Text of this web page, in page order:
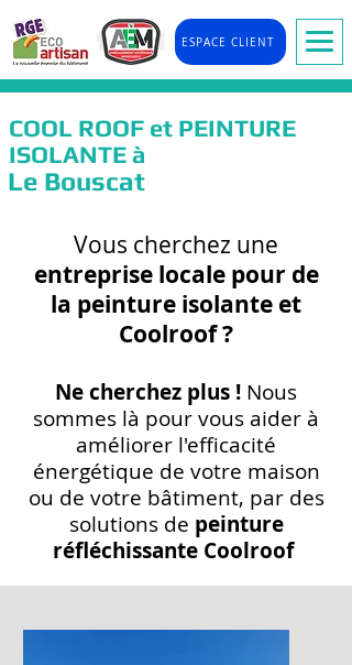
ESPACE CLIENT
COOL ROOF et PEINTURE
ISOLANTE à
Le Bouscat
Vous cherchez une
entreprise locale pour de
la peinture isolante et
Coolroof ?
Ne cherchez plus ! Nous
sommes là pour vous aider à
améliorer l'efficacité
énergétique de votre maison
ou de votre bâtiment, par des
solutions de peinture
réfléchissante Coolroof